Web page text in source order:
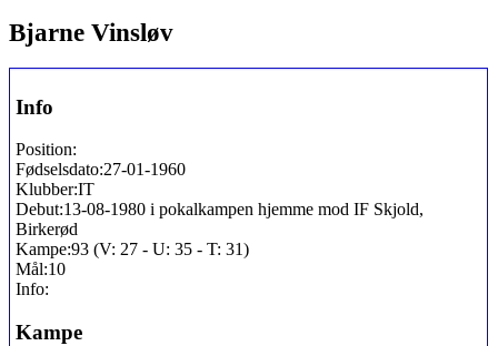
Bjarne Vinsløv
Info
Position:
Fødselsdato:27-01-1960
Klubber:IT
Debut:13-08-1980 i pokalkampen hjemme mod IF Skjold,
Birkerød
Kampe:93 (V: 27 - U: 35 - T: 31)
Mål:10
Info:
Kampe